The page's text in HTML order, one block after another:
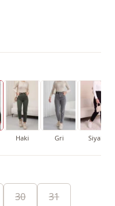
Haki Gri Siyah
30 31